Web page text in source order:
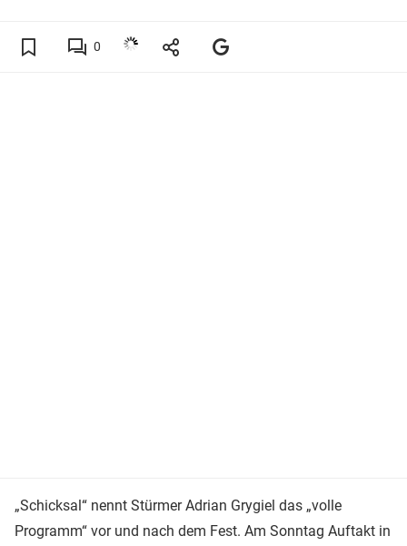
0
„Schicksal“ nennt Stürmer Adrian Grygiel das „volle
Programm“ vor und nach dem Fest. Am Sonntag Auftakt in